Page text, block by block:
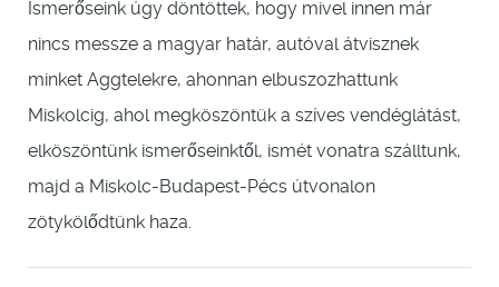
Ismerőseink úgy döntöttek, hogy mivel innen már
nincs messze a magyar határ, autóval átvisznek
minket Aggtelekre, ahonnan elbuszozhattunk
Miskolcig, ahol megköszöntük a szíves vendéglátást,
elköszöntünk ismerőseinktől, ismét vonatra szálltunk,
majd a Miskolc-Budapest-Pécs útvonalon
zötykölődtünk haza.